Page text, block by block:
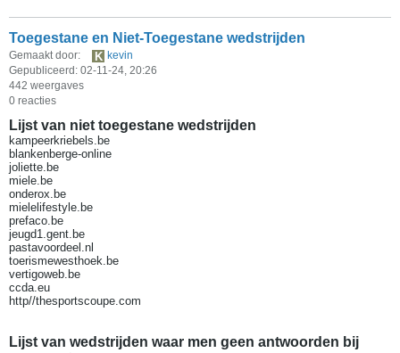
Toegestane en Niet-Toegestane wedstrijden
Gemaakt door:
kevin
Gepubliceerd: 02-11-24, 20:26
442 weergaves
0 reacties
Lijst van niet toegestane wedstrijden
kampeerkriebels.be
blankenberge-online
joliette.be
miele.be
onderox.be
mielelifestyle.be
prefaco.be
jeugd1.gent.be
pastavoordeel.nl
toerismewesthoek.be
vertigoweb.be
ccda.eu
http//thesportscoupe.com
Lijst van wedstrijden waar men geen antwoorden bij